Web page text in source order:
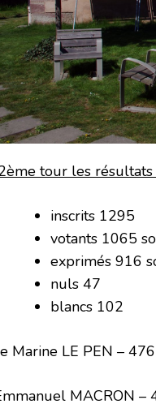
tour les
inscrits 1295
votants 1065
exprimés 916
nuls 47
blancs 102
Marine LE PEN –
MACRON